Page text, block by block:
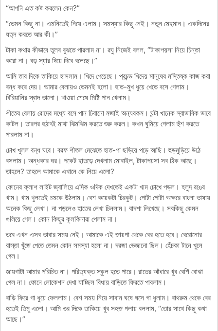
“আপনি এত কষ্ট করলেন কেন?”
“তেমন কিছু না। এমনিতেই নিয়ে এলাম। সমস্যার কিছু নেই। নতুন মেহমান। একদিনের
যত্ন করতে আর কী।”
টাকা কথার কীভাবে তুলব বুঝতে পারলাম না। রঘু নিজেই বলল, “টাকাপয়সা নিয়ে চিন্তা
করো না। বড় স্যার দিয়ে দিবে বলেছে।”
আমি তার দিকে তাকিয়ে হাসলাম। খিদে পেয়েছে। প্রচন্ড খিদেয় মানুষের মস্তিষ্ক কাজ করা
বন্ধ করে দেয়। আমার বেলায়ও তেমনই হলো। হাত-মুখ ধুয়ে খেতে বসে গেলাম।
বিরিয়ানির স্বাদ ভালো। খাওয়া শেষে মিষ্টি পান খেলাম।
শীতের বেলায় রোদের মধ্যে বসে পান চিবানো মজাই অন্যরকম। ঘন্টা খানেক স্বাভাবিক ভাবে
কাটল। তারপর হঠাৎই মাথা ঝিমঝিম করতে শুরু করল। কখন ঘুমিয়ে গেলাম হুঁশ করতে
পারলাম না।
চোখ খুলল বন্ধ ঘরে। বরফ শীতল মেঝেতে হাত-পা ছড়িয়ে পড়ে আছি। হুড়মুড়িয়ে উঠে
বসলাম। অন্ধকার ঘর। পকেট হাতড়ে দেখলাম মোবাইল, টাকাপয়সা সব ঠিক আছে।
তাহলে? তাহলে আমাকে এখানে কে নিয়ে এলো?
ফোনের ফ্লাশ লাইট জ্বালিয়ে এদিক ওদিক দেখতেই একটা খাম চোখে পড়ল। হলুদ রঙের
খাম। খাম খুলতেই চমকে উঠলাম। বেশ কয়েকটা চিরকুট। গোটা গোটা অক্ষরে বাংলা ভাষায়
অনেক কিছু লেখা। না পড়লেও হাতের লেখা চিনলাম। বাদশা লিখেছে। সবকিছু কেমন
গুলিয়ে গেল। কোন কিছুর কূলকিনারা পেলাম না।
তবে এখন এসব ভাবার সময় নেই। আমাকে এই জায়গা থেকে বের হতে হবে। বেরোনোর
রাস্তা খুঁজে পেতে তেমন কোন সমস্যা হলো না। দরজা ভেজানো ছিল। হেঁচকা টানে খুলে
গেল।
জায়গাটা আমার পরিচিত না। পরিত্যক্ত স্কুল হতে পারে। রাতের আঁধারে খুব বেশি বোঝা
গেল না। ফোনে লোকেশন দেখা যাচ্ছিল বিধায় বাড়িতে ফিরতে পারলাম।
বাড়ি ফিরে গা ধুয়ে ফেললাম। বেশ সময় নিয়ে সাবান ঘষে ঘসে গা ধুলাম। বাথরুম থেকে বের
হতেই তিমু এলো। আমি ওর দিকে তাকিয়ে খুব সহজ গলায় বললাম, “তোর সাথে কিছু কথা
আছে।”